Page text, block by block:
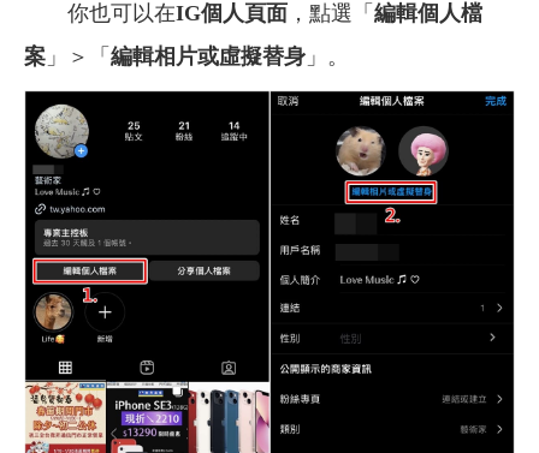
你也可以在IG個人頁面 ，點選「 編輯個人檔
案 」＞「 編輯相片或虛擬替身 」。